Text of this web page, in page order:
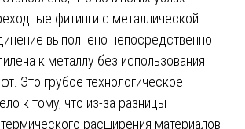
фитинги с металлической
выполнено непосредственно
к металлу без использования
Это грубое технологическое
к тому, что из-за разницы
расширения материалов